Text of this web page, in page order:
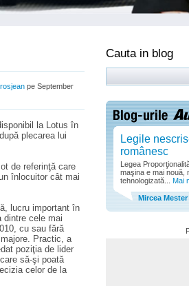
pe September
la Lotus în
plecarea lui
de referinţă care
înlocuitor cât mai
lucru important în
dintre cele mai
cu sau fără
Practic, a
poziţia de lider
să-şi poată
celor de la
Cauta in blog
Legile
românesc
Legea
maşina e mai nouă,
tehnologizată...
Mai
Mircea Mester